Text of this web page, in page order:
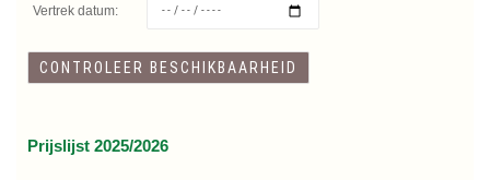
Vertrek datum:
Prijslijst 2025/2026